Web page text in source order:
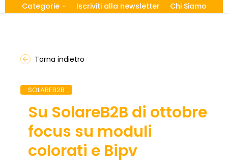
Categorie Iscriviti alla newsletter Chi Siamo
Torna indietro
SOLAREB2B
Su SolareB2B di ottobre
focus su moduli
colorati e Bipv